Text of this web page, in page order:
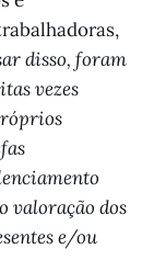
disso, foram
vezes
valoração dos
e/ou